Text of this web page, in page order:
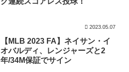
2023.05.07
【MLB 2023 FA】ネイサン・イ
オバルディ、レンジャーズと2
年/34M保証でサイン